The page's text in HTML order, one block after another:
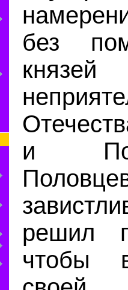
без
и
решил
чтобы